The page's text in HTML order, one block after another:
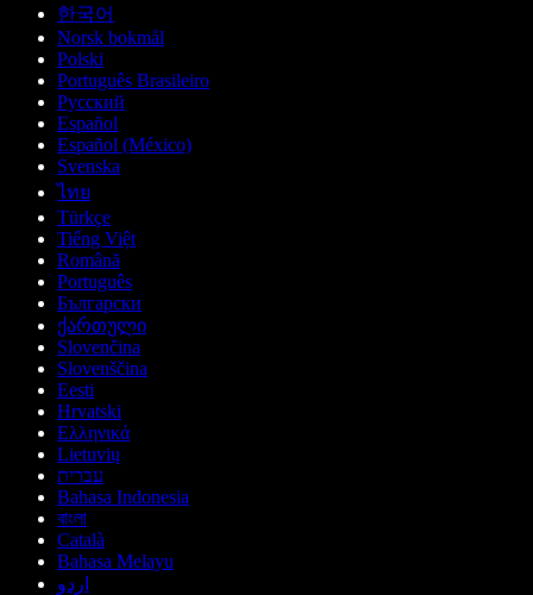
한국어
Norsk bokmål
Polski
Português Brasileiro
Русский
Español
Español (México)
Svenska
ไทย
Türkçe
Tiếng Việt
Română
Português
Български
ქართული
Slovenčina
Slovenščina
Eesti
Hrvatski
Ελληνικά
Lietuvių
עברית
Bahasa Indonesia
বাংলা
Català
Bahasa Melayu
اردو